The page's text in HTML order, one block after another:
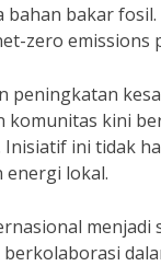
bakar
zero emissions
peningkatan
kini
ini tidak
lokal.
menjadi